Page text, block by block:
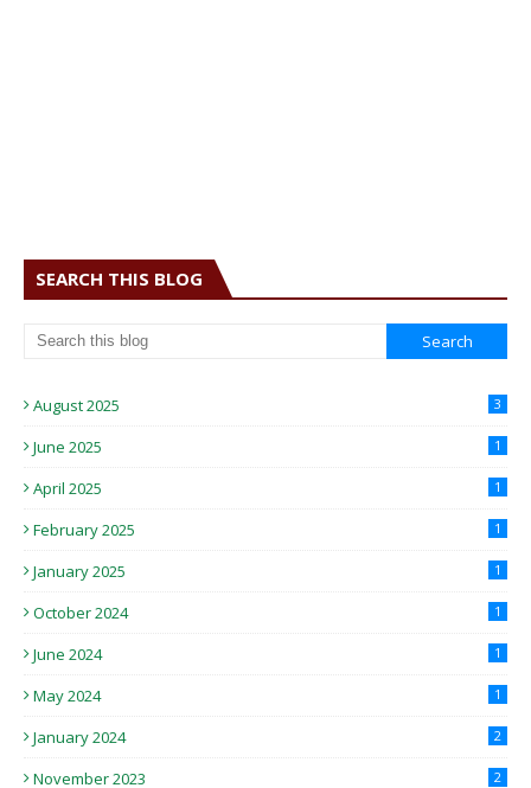
SEARCH THIS BLOG
August 2025 3
June 2025 1
April 2025 1
February 2025 1
January 2025 1
October 2024 1
June 2024 1
May 2024 1
January 2024 2
November 2023 2